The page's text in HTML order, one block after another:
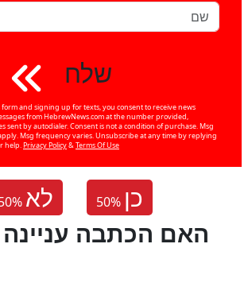
שלח
and signing up for texts, you consent to receive news
from HebrewNews.com at the number provided,
sent by autodialer. Consent is not a condition of purchase. Msg
Msg frequency varies. Unsubscribe at any time by replying
help.Privacy Policy&Terms Of Use
% לא 50% כן
?האם הכתבה